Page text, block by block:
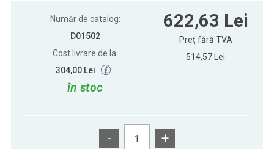
Număr de catalog:
D01502
Cost livrare de la:
304,00 Lei
în stoc
622,63 Lei
Preț fără TVA
514,57 Lei
- +